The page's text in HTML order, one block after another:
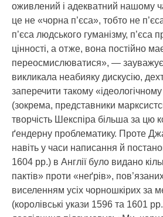
оживлений і адекватний нашому
це не «чорна п’єса», тобто не
п’єса людського гуманізму, п’єса
цінності, а отже, вона постійно
переосмислюватися», — зауважує
викликала неабияку дискусію,
заперечити такому
(зокрема, представники
творчість Шекспіра більша за цю
ґендерну проблематику. Проте
навіть у часи написання й
1604 рр.) в Англії було видано
пактів» проти «неґрів»,
виселенням усіх чорношкірих за
(королівські укази 1596 та 1601